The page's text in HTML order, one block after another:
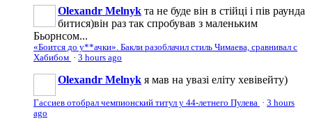
Olexandr Melnyk та не буде він в стійці і пів раунда
битися)він раз так спробував з маленьким
Бьорнсом...
«Боится до у**ачки». Бакли разоблачил стиль Чимаева, сравнивал с
Хабибом · 3 hours ago
Olexandr Melnyk я мав на увазі еліту хевівейту)
Гассиев отобрал чемпионский титул у 44-летнего Пулева · 3 hours
ago